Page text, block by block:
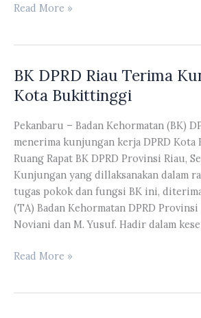
Banmus
Kunker
Banmus
Jambi
Read More »
BK DPRD Riau Terima
Kota Bukittinggi
Pekanbaru – Badan Kehormatan (BK)
menerima kunjungan kerja DPRD
Ruang Rapat BK DPRD Provinsi Riau,
Kunjungan yang dillaksanakan dalam
tugas pokok dan fungsi BK ini,
(TA) Badan Kehormatan DPRD
Noviani dan M. Yusuf. Hadir dalam
BK
Read More »